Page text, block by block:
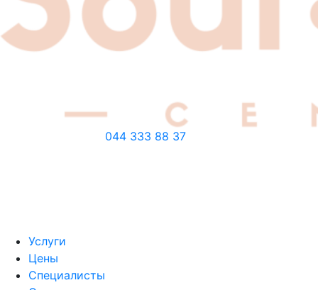
Услуги
Цены
Специалисты
044 333 88 37